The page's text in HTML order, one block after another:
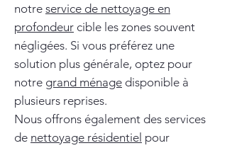
notre service de nettoyage en
profondeur cible les zones souvent
négligées. Si vous préférez une
solution plus générale, optez pour
notre grand ménage disponible à
plusieurs reprises.
Nous offrons également des services
de nettoyage résidentiel pour